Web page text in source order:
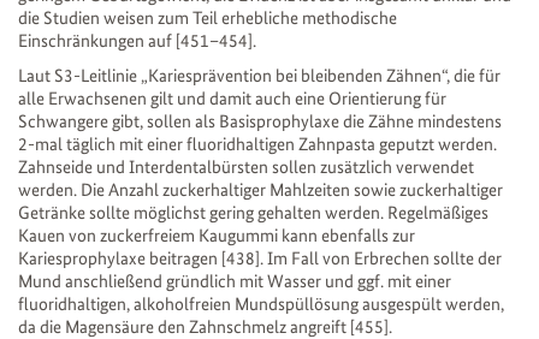
die Studien weisen zum Teil erhebliche methodische
Einschränkungen auf [451–454].
Laut S3-Leitlinie „Kariesprävention bei bleibenden Zähnen“, die für
alle Erwachsenen gilt und damit auch eine Orientierung für
Schwangere gibt, sollen als Basisprophylaxe die Zähne mindestens
2-mal täglich mit einer fluoridhaltigen Zahnpasta geputzt werden.
Zahnseide und Interdentalbürsten sollen zusätzlich verwendet
werden. Die Anzahl zuckerhaltiger Mahlzeiten sowie zuckerhaltiger
Getränke sollte möglichst gering gehalten werden. Regelmäßiges
Kauen von zuckerfreiem Kaugummi kann ebenfalls zur
Kariesprophylaxe beitragen [438]. Im Fall von Erbrechen sollte der
Mund anschließend gründlich mit Wasser und ggf. mit einer
fluoridhaltigen, alkoholfreien Mundspüllösung ausgespült werden,
da die Magensäure den Zahnschmelz angreift [455].